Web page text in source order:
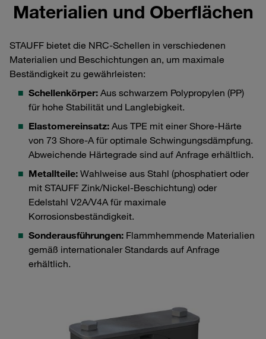
Materialien und Oberflächen
STAUFF bietet die NRC-Schellen in verschiedenen
Materialien und Beschichtungen an, um maximale
Beständigkeit zu gewährleisten:
Schellenkörper: Aus schwarzem Polypropylen (PP)
für hohe Stabilität und Langlebigkeit.
Elastomereinsatz: Aus TPE mit einer Shore-Härte
von 73 Shore-A für optimale Schwingungsdämpfung.
Abweichende Härtegrade sind auf Anfrage erhältlich.
Metallteile: Wahlweise aus Stahl (phosphatiert oder
mit STAUFF Zink/Nickel-Beschichtung) oder
Edelstahl V2A/V4A für maximale
Korrosionsbeständigkeit.
Sonderausführungen: Flammhemmende Materialien
gemäß internationaler Standards auf Anfrage
erhältlich.